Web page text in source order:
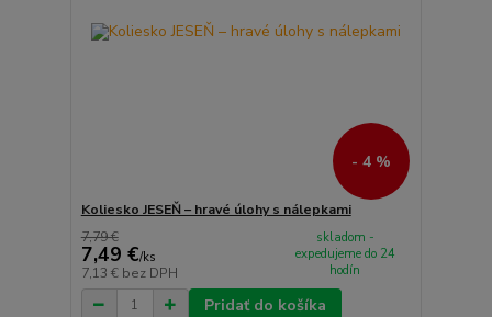
- 4 %
Koliesko JESEŇ – hravé úlohy s nálepkami
7,79 €
7,49 €/ks
7,13 € bez DPH
skladom -
expedujeme do 24
hodín
Pridať do košíka